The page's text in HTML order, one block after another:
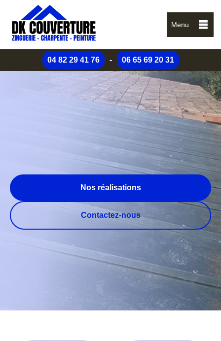
Menu
04 82 29 41 76 - 06 65 69 20 31
Nos réalisations
Contactez-nous